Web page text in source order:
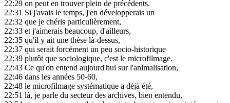
22:29 on peut en trouver plein de précédents.
22:31 Si j'avais le temps, j'en développerais un
22:32 que je chéris particulièrement,
22:33 et j'aimerais beaucoup, d'ailleurs,
22:35 qu'il y ait une thèse là-dessus,
22:37 qui serait forcément un peu socio-historique
22:39 plutôt que sociologique, c'est le microfilmage.
22:43 Ce qu'on entend aujourd'hui sur l'animalisation,
22:46 dans les années 50-60,
22:48 le microfilmage systématique a déjà été,
22:51 là, je parle du secteur des archives, bien entendu,